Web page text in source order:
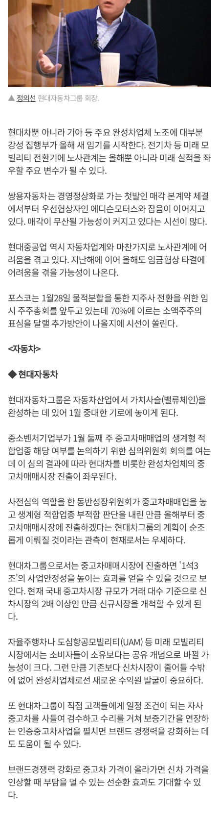
▲ 정의선 현대자동차그룹 회장.
현대차뿐 아니라 기아 등 주요 완성차업체 노조에 대부분
강성 집행부가 올해 새 임기를 시작한다. 전기차 등 미래 모
빌리티 전환기에 노사관계는 올해뿐 아니라 미래 실적을 좌
우할 주요 변수가 될 수 있다.
쌍용자동차는 경영정상화로 가는 첫발인 매각 본계약 체결
에서부터 우선협상자인 에디슨모터스와 잡음이 이어지고
있다. 매각이 무산될 가능성이 커지고 있다는 시선이 많다.
현대중공업 역시 자동차업계와 마찬가지로 노사관계에 어
려움을 겪고 있다. 지난해에 이어 올해도 임금협상 타결에
어려움을 겪을 가능성이 나온다.
포스코는 1월28일 물적분할을 통한 지주사 전환을 위한 임
시 주주총회를 앞두고 있는데 70%에 이르는 소액주주의
표심을 달랠 추가방안이 나올지에 시선이 쏠린다.
<자동차>
◆ 현대자동차
현대자동차그룹은 자동차산업에서 가치사슬(밸류체인)을
완성하는 데 있어 1월 중대한 기로에 놓이게 된다.
중소벤처기업부가 1월 둘째 주 중고차매매업의 생계형 적
합업종 해당 여부를 논의하기 위한 심의위원회 회의를 여는
데 이 심의 결과에 따라 현대차를 비롯한 완성차업체의 중
고차매매시장 진출이 좌우된다.
사전심의 역할을 한 동반성장위원회가 중고차매매업을 놓
고 생계형 적합업종 부적합 판단을 내린 만큼 올해부터 중
고차매매시장에 진출하겠다는 현대차그룹의 계획이 순조
롭게 이뤄질 것이라는 관측이 현재로서는 우세하다.
현대차그룹으로서는 중고차매매시장에 진출하면 '1석3
조'의 사업안정성을 높이는 효과를 얻을 수 있을 것으로 보
인다. 현재 국내 중고차시장 규모가 거래 대수 기준으로 신
차시장의 2배 이상인 만큼 신규시장을 개척할 수 있게 된
다.
자율주행차나 도심항공모빌리티(UAM) 등 미래 모빌리티
시장에서는 소비자들이 소유보다는 공유 개념으로 바뀔 가
능성이 크다. 그런 만큼 기존보다 신차시장이 줄어들 수밖
에 없어 완성차업체로선 새로운 수익원 발굴이 중요하다.
또 현대차그룹이 직접 고객들에게 일정 조건이 되는 자사
중고차를 사들여 검수하고 수리를 거쳐 보증기간을 연장하
는 인증중고차사업을 펼치면 브랜드 경쟁력을 강화하는 데
도 도움이 될 수 있다.
브랜드경쟁력 강화로 중고차 가격이 올라가면 신차 가격을
인상할 때 부담을 덜 수 있는 선순환 효과도 기대할 수 있
다.